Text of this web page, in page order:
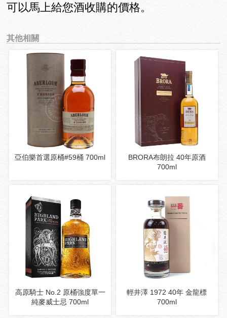
可以馬上給您酒收購的價格。
其他相關
亞伯樂首選原桶#59桶 700ml
BRORA布朗拉 40年原酒
700ml
高原騎士 No.2 原桶強度單一
純麥威士忌 700ml
輕井澤 1972 40年 金龍標
700ml